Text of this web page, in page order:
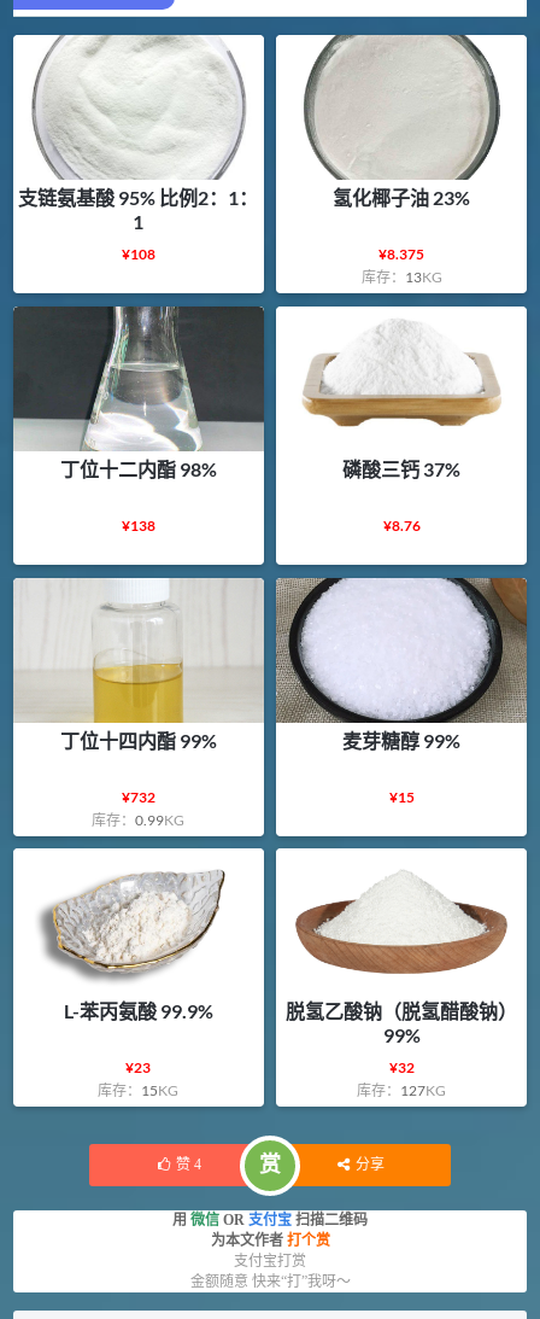
支链氨基酸 95% 比例2：1：
1
¥108
氢化椰子油 23%
¥8.375
库存： 13KG
丁位十二内酯 98%
¥138
磷酸三钙 37%
¥8.76
丁位十四内酯 99%
¥732
库存：0.99KG
麦芽糖醇 99%
¥15
L-苯丙氨酸 99.9%
¥23
库存： 15KG
脱氢乙酸钠（脱氢醋酸钠）
99%
¥32
库存： 127KG
赞 4 赏 分享
用 微信 OR 支付宝 扫描二维码
为本文作者 打个赏
支付宝打赏
金额随意 快来“打”我呀～